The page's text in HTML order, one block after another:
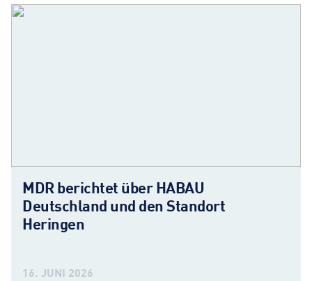
MDR berichtet über HABAU
Deutschland und den Standort
Heringen
16. JUNI 2026